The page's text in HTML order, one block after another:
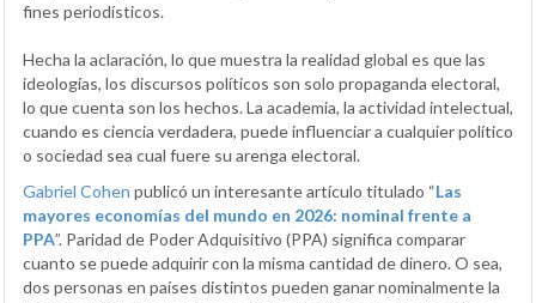
fines periodísticos.
Hecha la aclaración, lo que muestra la realidad global es que las
ideologías, los discursos políticos son solo propaganda electoral,
lo que cuenta son los hechos. La academia, la actividad intelectual,
cuando es ciencia verdadera, puede influenciar a cualquier político
o sociedad sea cual fuere su arenga electoral.
Gabriel Cohen publicó un interesante artículo titulado “Las
mayores economías del mundo en 2026: nominal frente a
PPA”. Paridad de Poder Adquisitivo (PPA) significa comparar
cuanto se puede adquirir con la misma cantidad de dinero. O sea,
dos personas en países distintos pueden ganar nominalmente la